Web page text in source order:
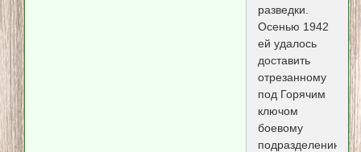
разведки.
Осенью 1942
ей удалось
доставить
отрезанному
под Горячим
ключом
боевому
подразделению